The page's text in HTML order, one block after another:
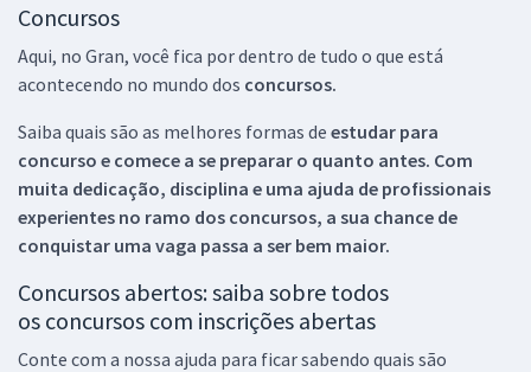
Concursos
Aqui, no Gran, você fica por dentro de tudo o que está
acontecendo no mundo dos concursos.
Saiba quais são as melhores formas de estudar para
concurso e comece a se preparar o quanto antes. Com
muita dedicação, disciplina e uma ajuda de profissionais
experientes no ramo dos concursos, a sua chance de
conquistar uma vaga passa a ser bem maior.
Concursos abertos: saiba sobre todos
os concursos com inscrições abertas
Conte com a nossa ajuda para ficar sabendo quais são